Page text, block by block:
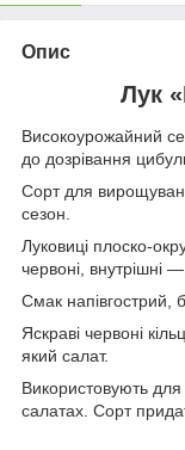
Опис
Лук
Високоурожайний
до дозрівання
Сорт для
сезон.
Луковиці плоско-
червоні, внутрішні
Смак напівгострий,
Яскраві червоні
який салат.
Використовують
салатах. Сорт